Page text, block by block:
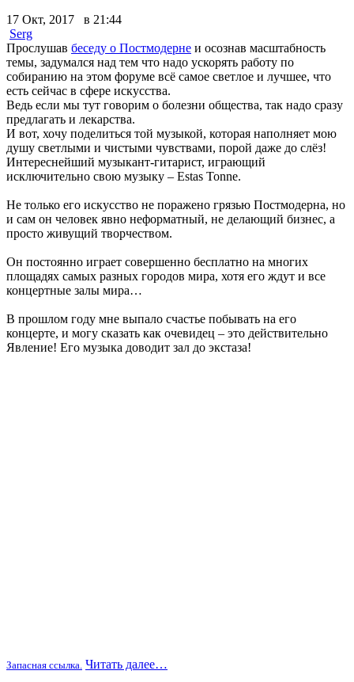
17 Окт, 2017 в 21:44
Serg
Прослушав беседу о Постмодерне и осознав масштабность
темы, задумался над тем что надо ускорять работу по
собиранию на этом форуме всё самое светлое и лучшее, что
есть сейчас в сфере искусства.
Ведь если мы тут говорим о болезни общества, так надо сразу
предлагать и лекарства.
И вот, хочу поделиться той музыкой, которая наполняет мою
душу светлыми и чистыми чувствами, порой даже до слёз!
Интереснейший музыкант-гитарист, играющий
исключительно свою музыку – Estas Tonne.
Не только его искусство не поражено грязью Постмодерна, но
и сам он человек явно неформатный, не делающий бизнес, а
просто живущий творчеством.
Он постоянно играет совершенно бесплатно на многих
площадях самых разных городов мира, хотя его ждут и все
концертные залы мира…
В прошлом году мне выпало счастье побывать на его
концерте, и могу сказать как очевидец – это действительно
Явление! Его музыка доводит зал до экстаза!
Запасная ссылка. Читать далее…